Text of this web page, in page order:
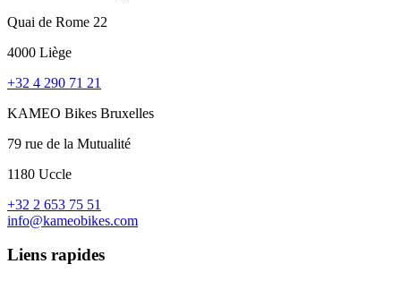
Quai de Rome 22
4000 Liège
+32 4 290 71 21
KAMEO Bikes Bruxelles
79 rue de la Mutualité
1180 Uccle
+32 2 653 75 51
info@kameobikes.com
Liens rapides